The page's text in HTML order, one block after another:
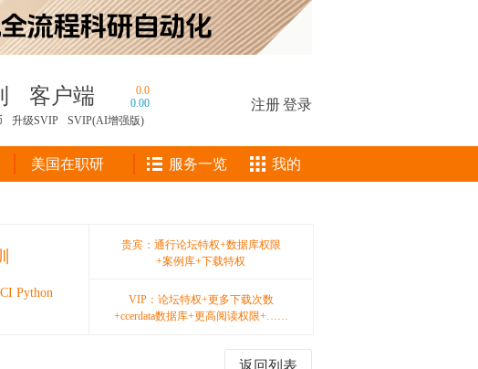
客户端
0.0
0.00
升级SVIP SVIP(AI增强版)
注册登录
美国在职研 服务一览 我的
Python
贵宾：通行论坛特权+数据库权限
+案例库+下载特权
VIP：论坛特权+更多下载次数
+ccerdata数据库+更高阅读权限+……
返回列表